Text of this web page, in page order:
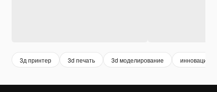
3д принтер 3d печать 3d моделирование инновации